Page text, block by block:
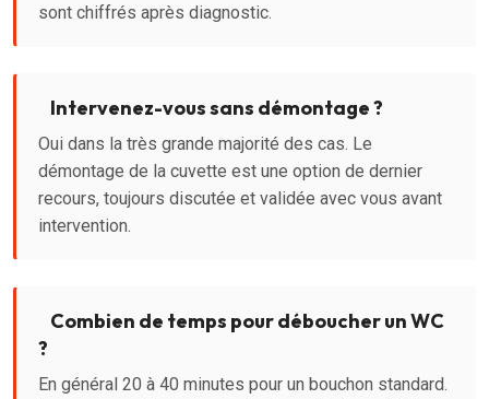
sont chiffrés après diagnostic.
Intervenez-vous sans démontage ?
Oui dans la très grande majorité des cas. Le
démontage de la cuvette est une option de dernier
recours, toujours discutée et validée avec vous avant
intervention.
Combien de temps pour déboucher un WC
?
En général 20 à 40 minutes pour un bouchon standard.